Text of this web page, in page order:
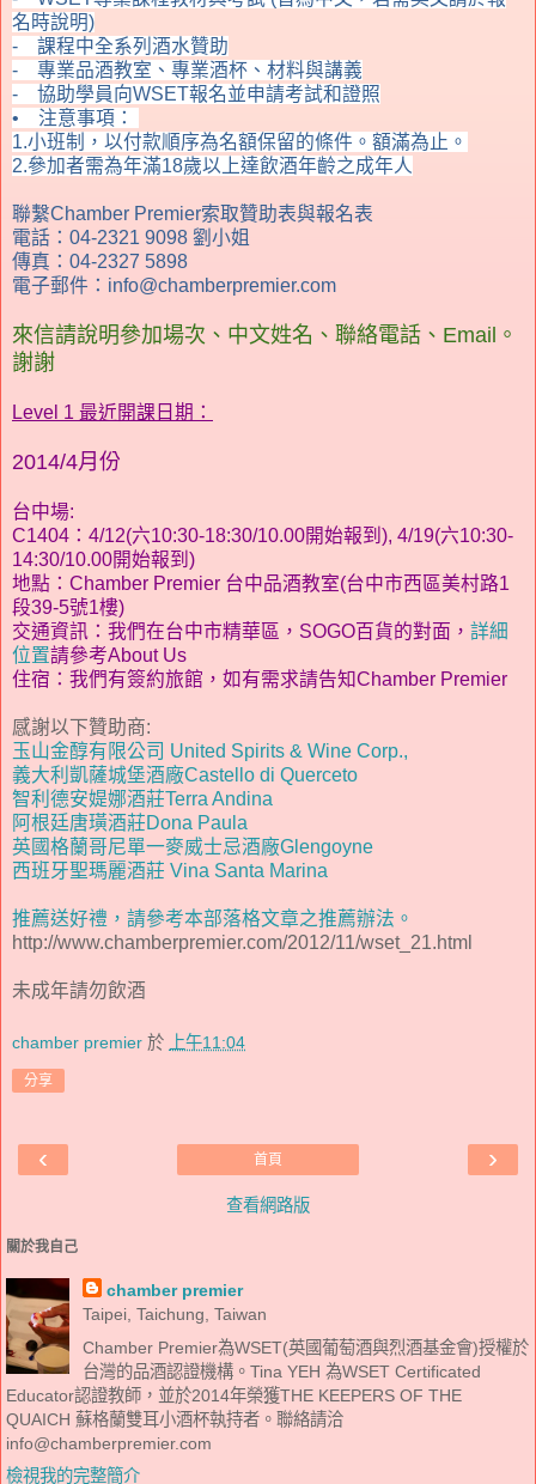
名時說明)
- 課程中全系列酒水贊助
- 專業品酒教室、專業酒杯、材料與講義
- 協助學員向WSET報名並申請考試和證照
• 注意事項：
1.小班制，以付款順序為名額保留的條件。額滿為止。
2.參加者需為年滿18歲以上達飲酒年齡之成年人
聯繫Chamber Premier索取贊助表與報名表
電話：04-2321 9098 劉小姐
傳真 ：04-2327 5898
電子郵件：info@chamberpremier.com
來信請說明參加場次、 中文姓名、聯絡電話、Email。
謝謝
Level 1 最近開課日期：
2014/4月份
台中場:
C1404：4/12(六10:30-18:30/10.00開始報到 ), 4/19(六10:30-
14:30/10.00開始報到)
地點： Chamber Premier 台中品酒教室(台中市西區美村路1
段39-5號1樓)
交通資訊 ：我們在台中市精華區，SOGO百貨的對面， 詳細
位置請參考About Us
住宿 ：我們有簽約旅館，如有需求請告知Chamber Premier
感謝以下贊助商:
玉山金醇有限公司 United Spirits & Wine Corp.,
義大利凱薩城堡酒廠Castello di Querceto
智利 德安媞娜酒莊Terra Andina
阿根廷唐璜酒莊Dona Paula
英國格蘭哥尼單一麥威士忌酒廠Glengoyne
西班牙聖瑪麗酒莊 Vina Santa Marina
推薦送好禮，請參考本部落格文章之推薦辦法。
http://www.chamberpremier.com/2012/11/wset_21.html
未成年請勿飲酒
chamber premier 於 上午11:04
分享
‹ ›
首頁
查看網路版
關於我自己
chamber premier
Taipei, Taichung, Taiwan
Chamber Premier為WSET(英國葡萄酒與烈酒基金會)授權於
台灣的品酒認證機構。Tina YEH 為WSET Certificated
Educator認證教師，並於2014年榮獲THE KEEPERS OF THE
QUAICH 蘇格蘭雙耳小酒杯執持者。聯絡請洽
info@chamberpremier.com
檢視我的完整簡介